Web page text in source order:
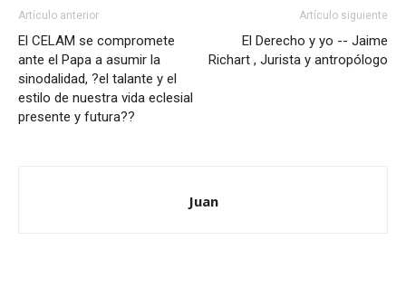
Artículo anterior
El CELAM se compromete
ante el Papa a asumir la
sinodalidad, ?el talante y el
estilo de nuestra vida eclesial
presente y futura??
Artículo siguiente
El Derecho y yo -- Jaime
Richart , Jurista y antropólogo
Juan